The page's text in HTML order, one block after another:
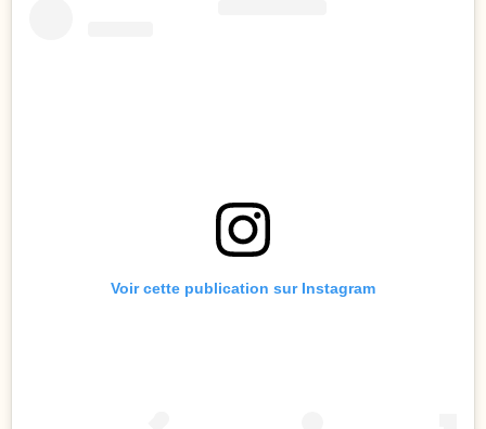
Voir cette publication sur Instagram